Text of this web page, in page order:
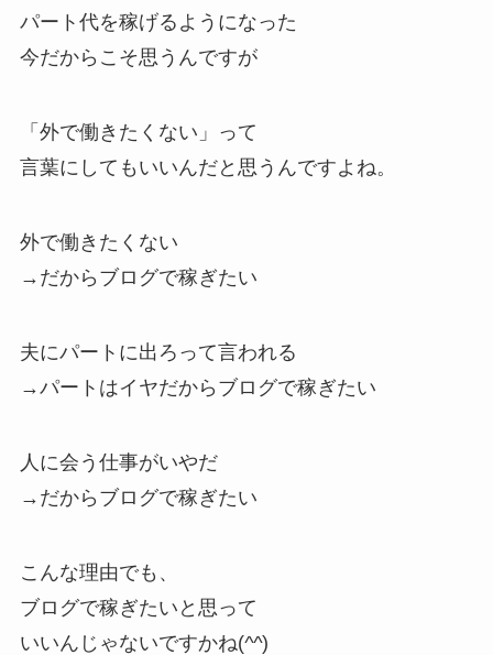
パート代を稼げるようになった
今だからこそ思うんですが
「外で働きたくない」って
言葉にしてもいいんだと思うんですよね。
外で働きたくない
→だからブログで稼ぎたい
夫にパートに出ろって言われる
→パートはイヤだからブログで稼ぎたい
人に会う仕事がいやだ
→だからブログで稼ぎたい
こんな理由でも、
ブログで稼ぎたいと思って
いいんじゃないですかね(^^)